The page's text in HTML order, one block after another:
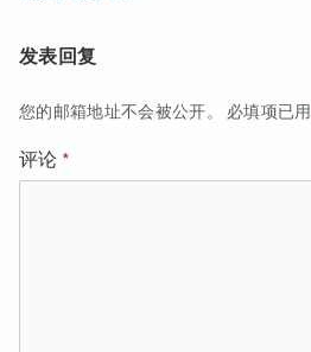
发表回复
您的邮箱地址不会被公开。 必填项已用
评论 *